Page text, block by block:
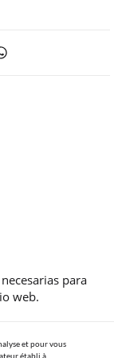
para
web.
en el sitio
et pour vous
établi à